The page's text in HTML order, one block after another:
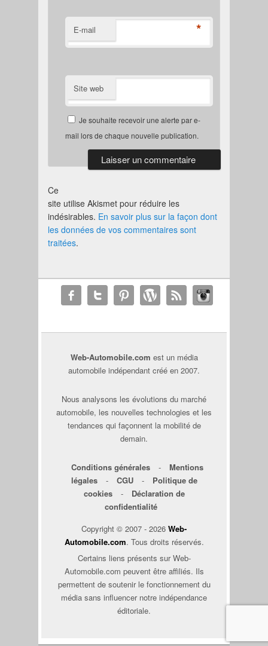
E-mail *
Site web
Je souhaite recevoir une alerte par e-
mail lors de chaque nouvelle publication.
Ce
site utilise Akismet pour réduire les
indésirables. En savoir plus sur la façon dont
les données de vos commentaires sont
traitées.
Web-Automobile.com est un média
automobile indépendant créé en 2007.
Nous analysons les évolutions du marché
automobile, les nouvelles technologies et les
tendances qui façonnent la mobilité de
demain.
Conditions générales -
Mentions
légales
- CGU -
Politique de
cookies
-
Déclaration de
confidentialité
Copyright © 2007 - 2026 Web-
Automobile.com. Tous droits réservés.
Certains liens présents sur Web-
Automobile.com peuvent être affiliés. Ils
permettent de soutenir le fonctionnement du
média sans influencer notre indépendance
éditoriale.